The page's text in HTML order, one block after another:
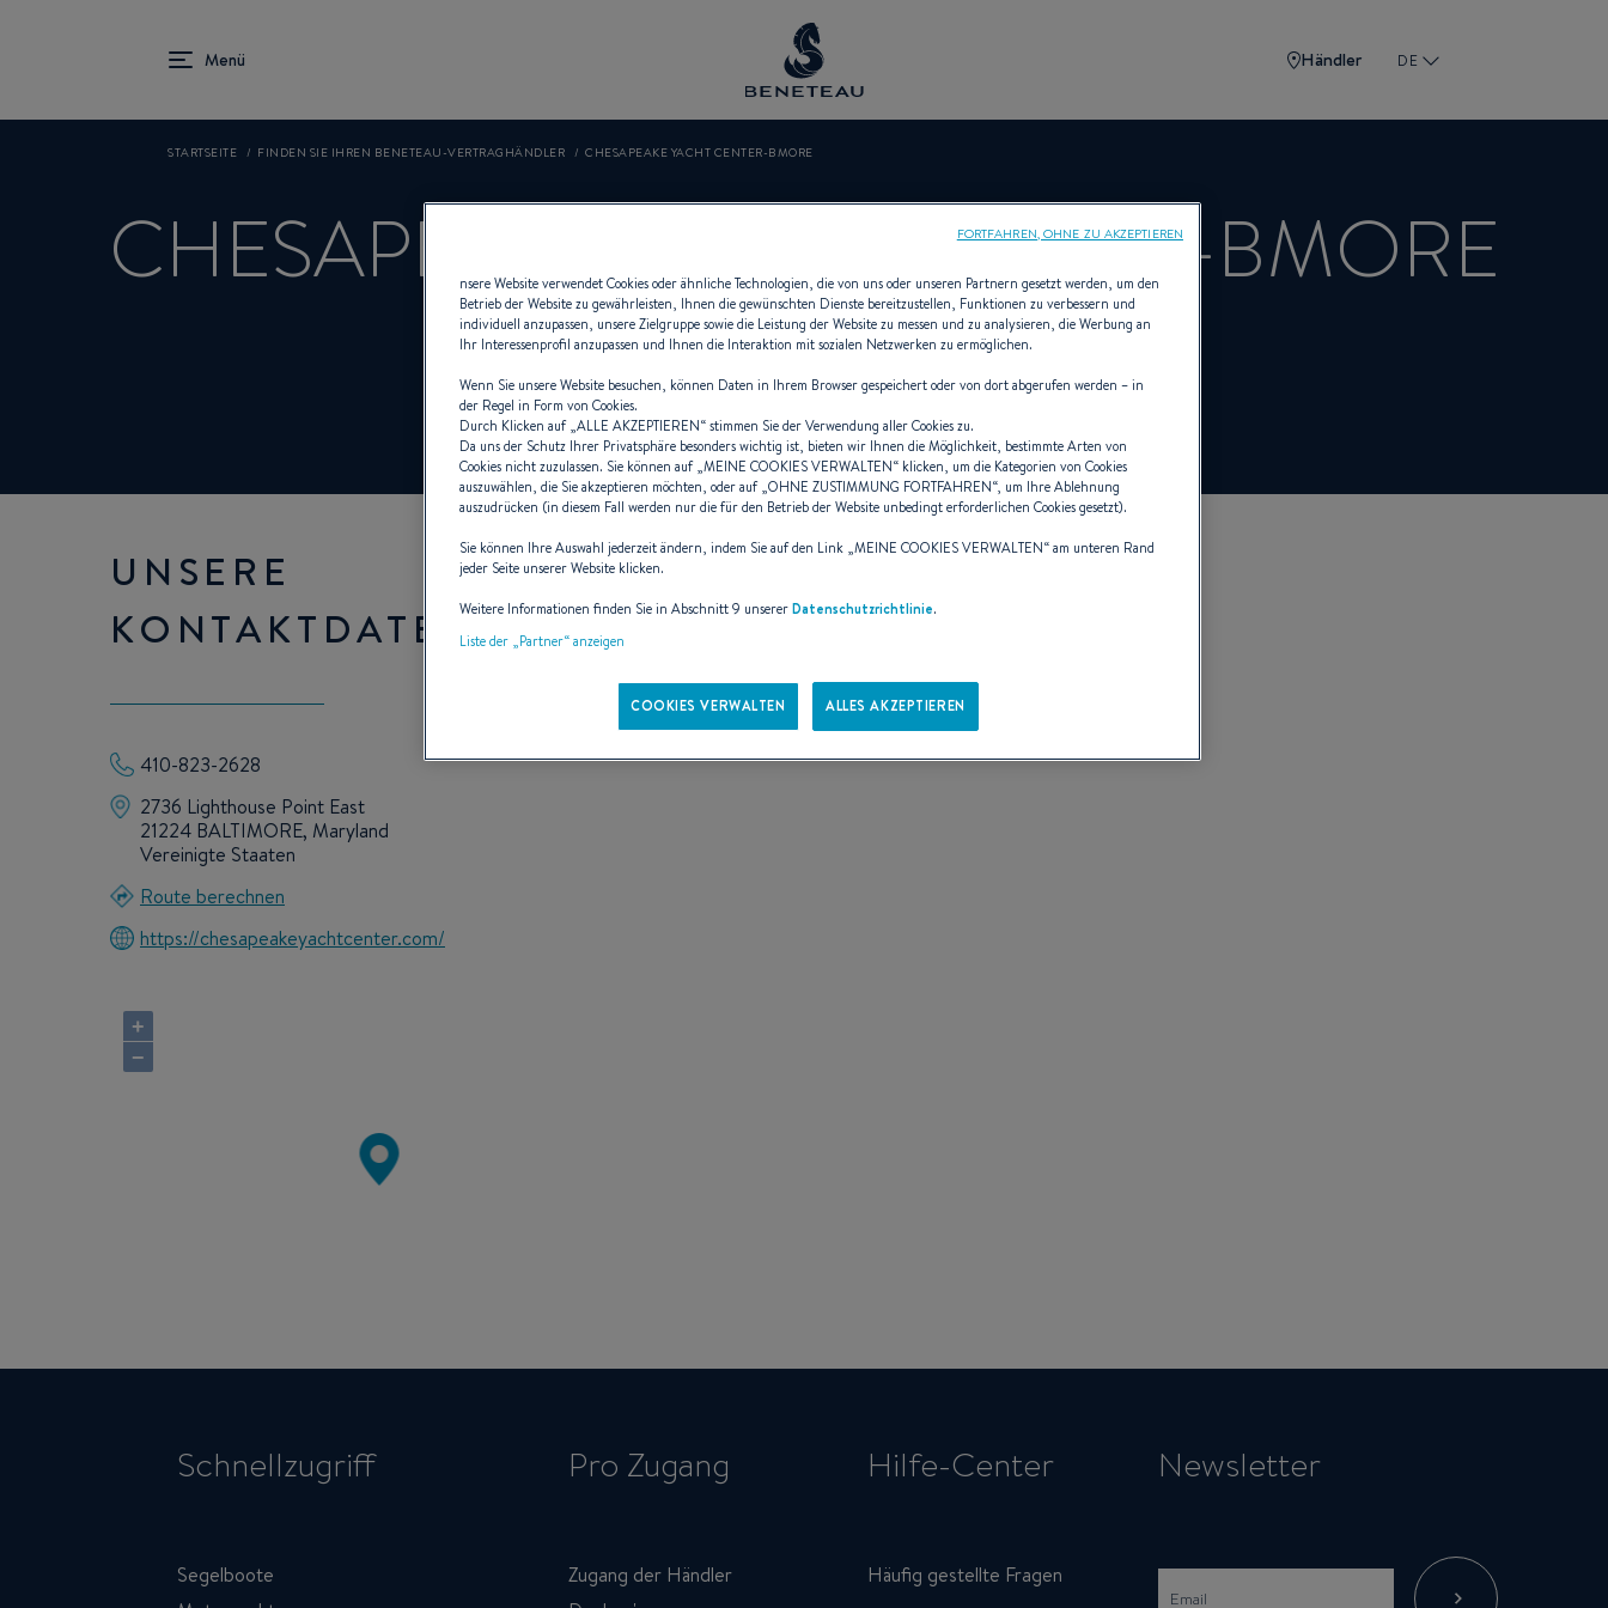
Händler DE
STARTSEITE FINDEN SIE IHREN BENETEAU-VERTRAGHÄNDLER CHESAPEAKE YACHT CENTER-BMORE
CHESAPEAKE YACHT CENTER-BMORE
Händler Innenborder für BENETEAU
UNSERE
KONTAKTDATEN
410-823-2628
2736 Lighthouse Point East
21224 BALTIMORE, Maryland
Vereinigte Staaten
Route berechnen
https://chesapeakeyachtcenter.com/
+
−
Schnellzugriff
Segelboote
Pro Zugang
Zugang der Händler
Hilfe-Center
Häufig gestellte Fragen
Newsletter
nsere Website verwendet Cookies oder ähnliche Technologien, die von uns oder unseren Partnern gesetzt werden, um den
Betrieb der Website zu gewährleisten, Ihnen die gewünschten Dienste bereitzustellen, Funktionen zu verbessern und
individuell anzupassen, unsere Zielgruppe sowie die Leistung der Website zu messen und zu analysieren, die Werbung an
Ihr Interessenprofil anzupassen und Ihnen die Interaktion mit sozialen Netzwerken zu ermöglichen.
Wenn Sie unsere Website besuchen, können Daten in Ihrem Browser gespeichert oder von dort abgerufen werden – in
der Regel in Form von Cookies.
Durch Klicken auf „ALLE AKZEPTIEREN“ stimmen Sie der Verwendung aller Cookies zu.
Da uns der Schutz Ihrer Privatsphäre besonders wichtig ist, bieten wir Ihnen die Möglichkeit, bestimmte Arten von
Cookies nicht zuzulassen. Sie können auf „MEINE COOKIES VERWALTEN“ klicken, um die Kategorien von Cookies
auszuwählen, die Sie akzeptieren möchten, oder auf „OHNE ZUSTIMMUNG FORTFAHREN“, um Ihre Ablehnung
auszudrücken (in diesem Fall werden nur die für den Betrieb der Website unbedingt erforderlichen Cookies gesetzt).
Sie können Ihre Auswahl jederzeit ändern, indem Sie auf den Link „MEINE COOKIES VERWALTEN“ am unteren Rand
jeder Seite unserer Website klicken.
Weitere Informationen finden Sie in Abschnitt 9 unsererDatenschutzrichtlinie.
Liste der „Partner“ anzeigen
COOKIES VERWALTEN ALLES AKZEPTIEREN
FORTFAHREN, OHNE ZU AKZEPTIEREN